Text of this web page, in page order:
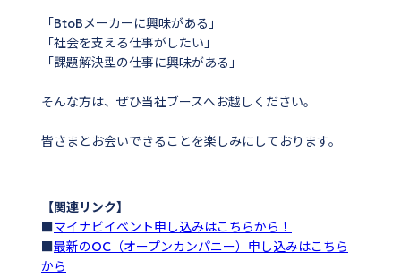
「BtoBメーカーに興味がある」
「社会を支える仕事がしたい」
「課題解決型の仕事に興味がある」
そんな方は、ぜひ当社ブースへお越しください。
皆さまとお会いできることを楽しみにしております。
【関連リンク】
■マイナビイベント申し込みはこちらから！
■最新のOC（オープンカンパニー）申し込みはこちら
から